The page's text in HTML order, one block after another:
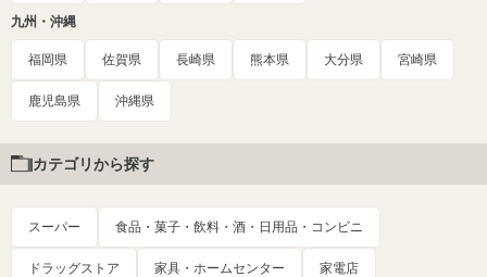
九州・沖縄
福岡県 佐賀県 長崎県 熊本県 大分県 宮崎県
鹿児島県 沖縄県
カテゴリから探す
スーパー 食品・菓子・飲料・酒・日用品・コンビニ
ドラッグストア 家具・ホームセンター 家電店